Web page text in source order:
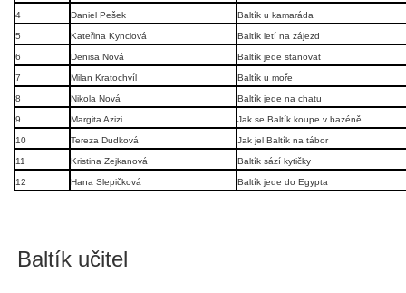
4 Daniel Pešek Baltík u kamaráda
5 Kateřina Kynclová Baltík letí na zájezd
6 Denisa Nová Baltík jede stanovat
7 Milan Kratochvíl Baltík u moře
8 Nikola Nová Baltík jede na chatu
9 Margita Azizi Jak se Baltík koupe v bazéně
10 Tereza Dudková Jak jel Baltík na tábor
11 Kristina Zejkanová Baltík sází kytičky
12 Hana Slepičková Baltík jede do Egypta
Baltík učitel